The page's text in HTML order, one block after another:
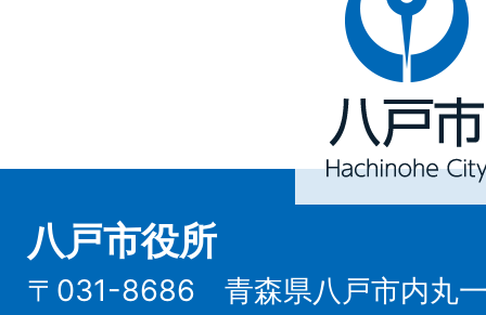
戸
Hachinohe
City
八戸市役所
〒031-8686 青森県八戸市内丸一